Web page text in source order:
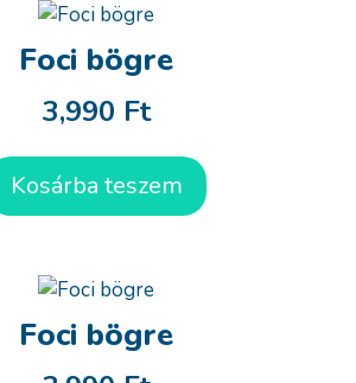
Foci bögre
3,990 Ft
Kosárba teszem
Foci bögre